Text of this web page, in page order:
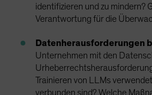
identifizieren und zu mindern?
Verantwortung für die
Datenherausforderungen
Unternehmen mit den
Trainieren von LLMs
verbunden sind? Welche